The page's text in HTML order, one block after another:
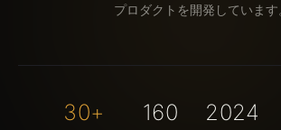
プロダクトを開発しています
30+ 160 2024